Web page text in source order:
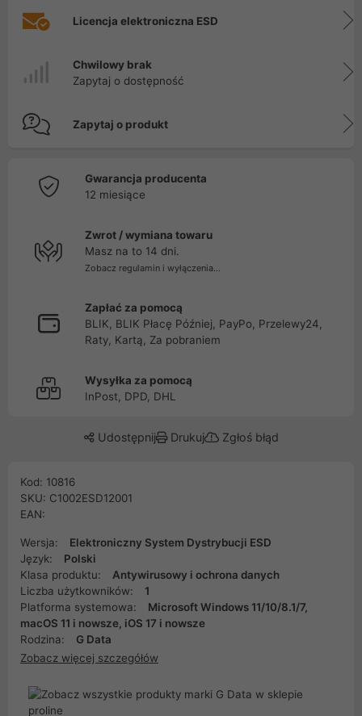
Licencja elektroniczna ESD
Chwilowy brak
Zapytaj o dostępność
Zapytaj o produkt
Gwarancja producenta
12 miesiące
Zwrot / wymiana towaru
Masz na to 14 dni.
Zobacz regulamin i wyłączenia...
Zapłać za pomocą
BLIK, BLIK Płacę Później, PayPo, Przelewy24,
Raty, Kartą, Za pobraniem
Wysyłka za pomocą
InPost, DPD, DHL
Udostępnij Drukuj Zgłoś błąd
Kod: 10816
SKU: C1002ESD12001
EAN:
Wersja:
Elektroniczny System Dystrybucji ESD
Język:
Polski
Klasa produktu:
Antywirusowy i ochrona danych
Liczba użytkowników:
1
Platforma systemowa:
Microsoft Windows 11/10/8.1/7,
macOS 11 i nowsze, iOS 17 i nowsze
Rodzina:
G Data
Zobacz więcej szczegółów